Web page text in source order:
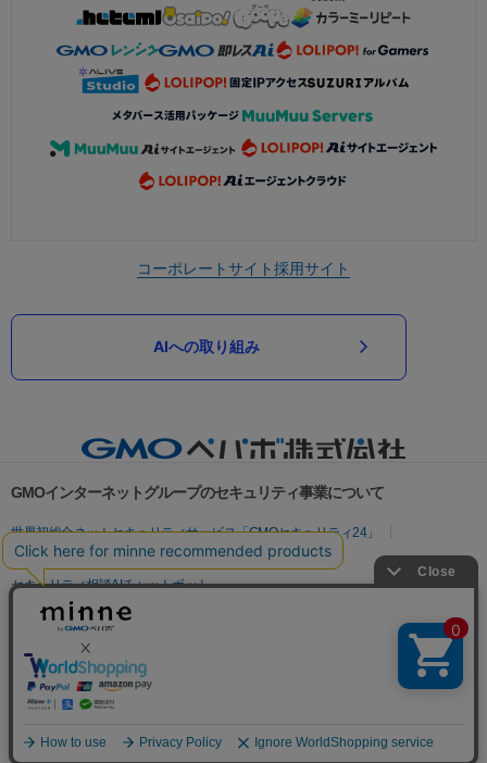
コーポレートサイト採用サイト
AIへの取り組み
GMOインターネットグループのセキュリティ事業について
世界初総合ネットセキュリティサービス「GMOセキュリティ24」
パスワード漏洩診断
Webサイトリスク診断
セキュリティ相談AIチャットボット
実在証明・盗聴対策
サイバー攻撃対策（GMO Flatt Security）
セキュリティ事業の軌跡